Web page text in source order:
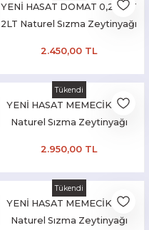
YENİ HASAT DOMAT 0,2 ASİT
2LT Naturel Sızma Zeytinyağı
2.450,00 TL
Tükendi
YENİ HASAT MEMECİK 5LT
Naturel Sızma Zeytinyağı
2.950,00 TL
Tükendi
YENİ HASAT MEMECİK 2LT
Naturel Sızma Zeytinyağı